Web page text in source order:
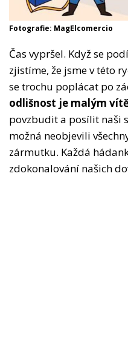
Fotografie: MagElcomercio
Čas vypršel. Když se
zjistíme, že jsme v této
se trochu poplácat po
odlišnost je malým
povzbudit a posílit naši
možná neobjevili
zármutku. Každá
zdokonalování našich